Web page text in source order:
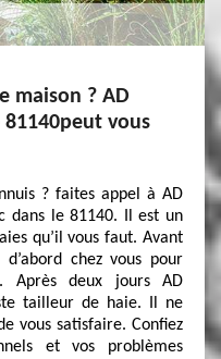
maison ? AD
81140peut vous
? faites appel à AD
dans le 81140. Il est un
qu’il vous faut. Avant
chez vous pour
Après deux jours AD
tailleur de haie. Il ne
vous satisfaire. Confiez
et vos problèmes